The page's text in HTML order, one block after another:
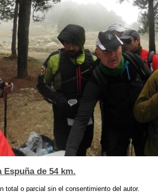
Espuña de 54 km.
total o parcial sin el consentimiento del autor.